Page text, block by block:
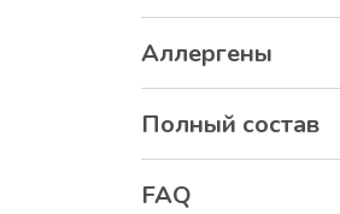
Аллергены
Полный состав
FAQ